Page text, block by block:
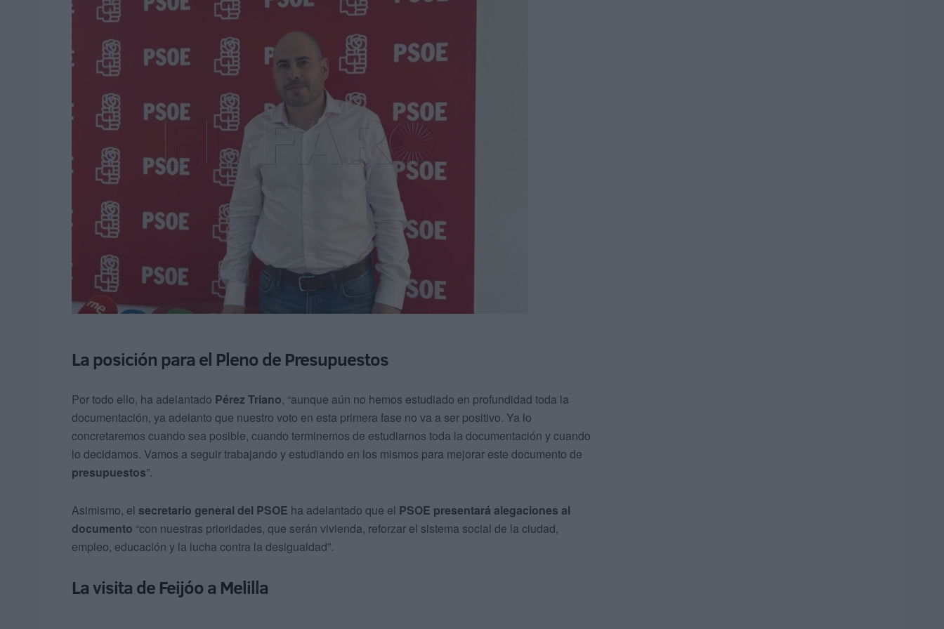
La posición para el Pleno de Presupuestos
Por todo ello, ha adelantado Pérez Triano, “aunque aún no hemos estudiado en profundidad toda la
documentación, ya adelanto que nuestro voto en esta primera fase no va a ser positivo. Ya lo
concretaremos cuando sea posible, cuando terminemos de estudiarnos toda la documentación y cuando
lo decidamos. Vamos a seguir trabajando y estudiando en los mismos para mejorar este documento de
presupuestos”.
Asimismo, el secretario general del PSOE ha adelantado que el PSOE presentará alegaciones al
documento “con nuestras prioridades, que serán vivienda, reforzar el sistema social de la ciudad,
empleo, educación y la lucha contra la desigualdad”.
La visita de Feijóo a Melilla